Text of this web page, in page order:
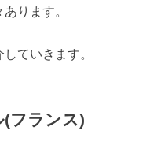
ります。
ていきます。
フランス)